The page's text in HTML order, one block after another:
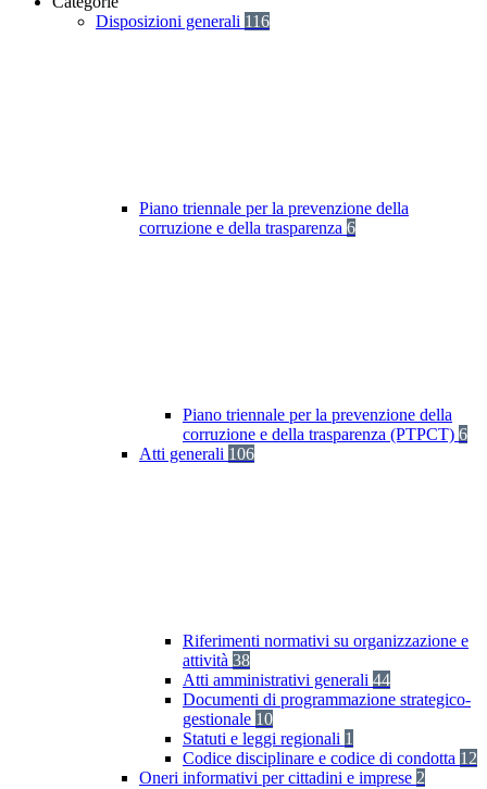
Disposizioni generali 116
Piano triennale per la prevenzione della
corruzione e della trasparenza 6
Piano triennale per la prevenzione della
corruzione e della trasparenza (PTPCT) 6
Atti generali 106
Riferimenti normativi su organizzazione e
attività 38
Atti amministrativi generali 44
Documenti di programmazione strategico-
gestionale 10
Statuti e leggi regionali 1
Codice disciplinare e codice di condotta 12
Oneri informativi per cittadini e imprese 2